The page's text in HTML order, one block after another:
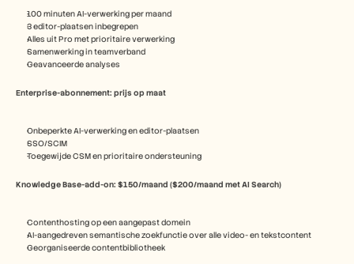
100 minuten AI-verwerking per maand
3 editor-plaatsen inbegrepen
Alles uit Pro met prioritaire verwerking
Samenwerking in teamverband
Geavanceerde analyses
Enterprise-abonnement: prijs op maat
Onbeperkte AI-verwerking en editor-plaatsen
SSO/SCIM
Toegewijde CSM en prioritaire ondersteuning
Knowledge Base-add-on: $150/maand ($200/maand met AI Search)
Contenthosting op een aangepast domein
AI-aangedreven semantische zoekfunctie over alle video- en tekstcontent
Georganiseerde contentbibliotheek